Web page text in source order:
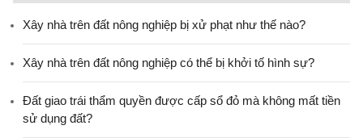
Xây nhà trên đất nông nghiệp bị xử phạt như thế nào?
Xây nhà trên đất nông nghiệp có thể bị khởi tố hình sự?
Đất giao trái thẩm quyền được cấp sổ đỏ mà không mất tiền
sử dụng đất?